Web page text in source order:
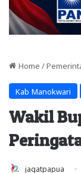
Home /
Kab Manokwari
Wakil
jagatpapua